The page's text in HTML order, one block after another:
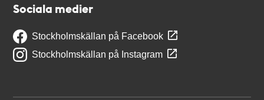
Sociala medier
Stockholmskällan på Facebook
Stockholmskällan på Instagram